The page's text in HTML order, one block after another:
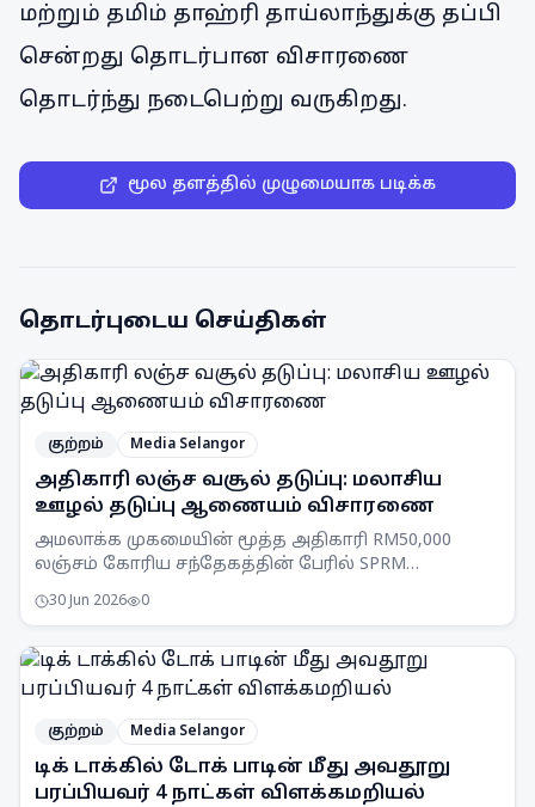
மற்றும் தமிம் தாஹ்ரி தாய்லாந்துக்கு தப்பி
சென்றது தொடர்பான விசாரணை
தொடர்ந்து நடைபெற்று வருகிறது.
மூல தளத்தில் முழுமையாக படிக்க
தொடர்புடைய செய்திகள்
குற்றம் Media Selangor
அதிகாரி லஞ்ச வசூல் தடுப்பு: மலாசிய
ஊழல் தடுப்பு ஆணையம் விசாரணை
அமலாக்க முகமையின் மூத்த அதிகாரி RM50,000
லஞ்சம் கோரிய சந்தேகத்தின் பேரில் SPRM
30 Jun 2026 0
குற்றம் Media Selangor
டிக் டாக்கில் டோக் பாடின் மீது அவதூறு
பரப்பியவர் 4 நாட்கள் விளக்கமறியல்